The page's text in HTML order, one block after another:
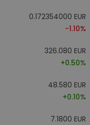
0.172354000 EUR
-1.10%
326.080 EUR
+0.50%
48.580 EUR
+0.10%
7.1800 EUR